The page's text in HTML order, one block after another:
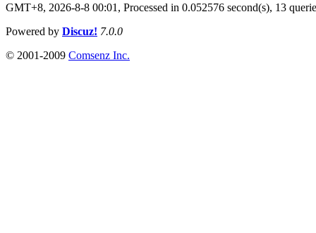
GMT+8, 2026-8-8 00:01, Processed in 0.052576 second(s), 13
Powered by Discuz! 7.0.0
© 2001-2009 Comsenz Inc.